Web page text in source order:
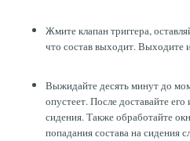
Жмите клапан триггера,
что состав выходит. Выходите
Выжидайте десять минут до
опустеет. После доставайте
сидения. Также обработайте
попадания состава на сидения